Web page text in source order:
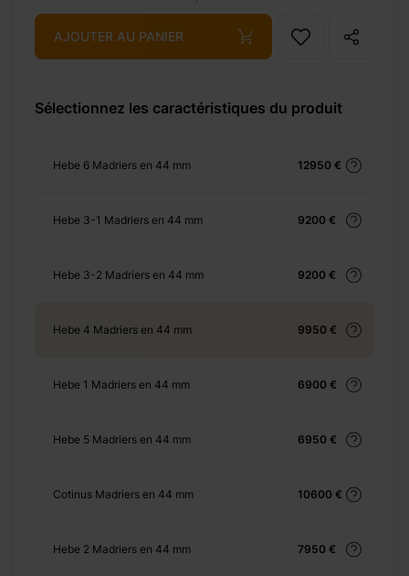
AJOUTER AU PANIER
Sélectionnez les caractéristiques du produit
Hebe 6 Madriers en 44 mm 12950 €
Hebe 3-1 Madriers en 44 mm 9200 €
Hebe 3-2 Madriers en 44 mm 9200 €
Hebe 4 Madriers en 44 mm 9950 €
Hebe 1 Madriers en 44 mm 6900 €
Hebe 5 Madriers en 44 mm 6950 €
Cotinus Madriers en 44 mm 10600 €
Hebe 2 Madriers en 44 mm 7950 €
+ 0 €